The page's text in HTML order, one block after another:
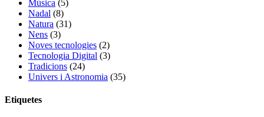
Música (5)
Nadal (8)
Natura (31)
Nens (3)
Noves tecnologies (2)
Tecnologia Digital (3)
Tradicions (24)
Univers i Astronomia (35)
Etiquetes